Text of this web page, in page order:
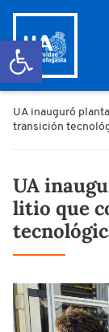
Abrir barra de
UA inauguró
transición
UA
litio que